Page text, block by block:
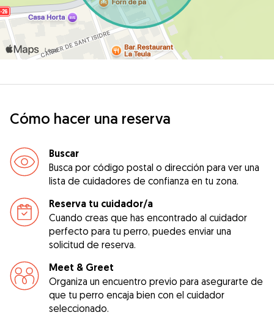
Cómo hacer una reserva
Buscar
Busca por código postal o dirección para ver una
lista de cuidadores de confianza en tu zona.
Reserva tu cuidador/a
Cuando creas que has encontrado al cuidador
perfecto para tu perro, puedes enviar una
solicitud de reserva.
Meet & Greet
Organiza un encuentro previo para asegurarte de
que tu perro encaja bien con el cuidador
seleccionado.